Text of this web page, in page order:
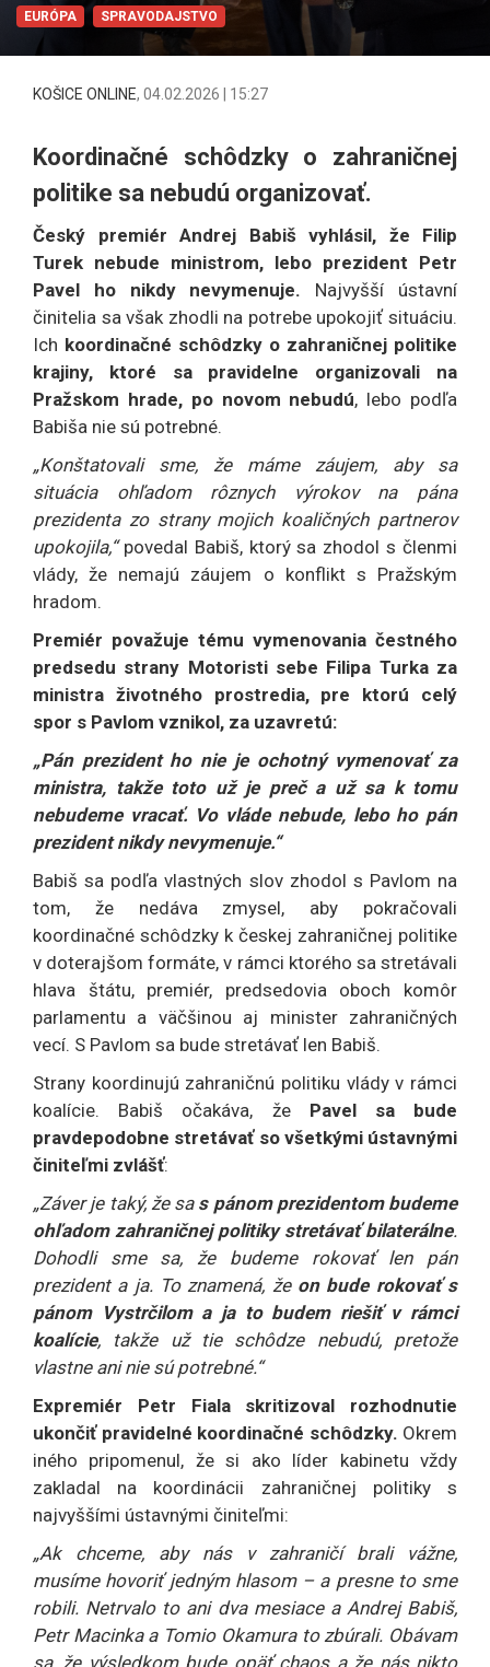
EURÓPA SPRAVODAJSTVO
KOŠICE ONLINE, 04.02.2026 | 15:27
Koordinačné schôdzky o zahraničnej
politike sa nebudú organizovať.
Český premiér Andrej Babiš vyhlásil, že Filip
Turek nebude ministrom, lebo prezident Petr
Pavel ho nikdy nevymenuje. Najvyšší ústavní
činitelia sa však zhodli na potrebe upokojiť situáciu.
Ich koordinačné schôdzky o zahraničnej politike
krajiny, ktoré sa pravidelne organizovali na
Pražskom hrade, po novom nebudú, lebo podľa
Babiša nie sú potrebné.
„Konštatovali sme, že máme záujem, aby sa
situácia ohľadom rôznych výrokov na pána
prezidenta zo strany mojich koaličných partnerov
upokojila,“povedal Babiš, ktorý sa zhodol s členmi
vlády, že nemajú záujem o konflikt s Pražským
hradom.
Premiér považuje tému vymenovania čestného
predsedu strany Motoristi sebe Filipa Turka za
ministra životného prostredia, pre ktorú celý
spor s Pavlom vznikol, za uzavretú:
„Pán prezident ho nie je ochotný vymenovať za
ministra, takže toto už je preč a už sa k tomu
nebudeme vracať. Vo vláde nebude, lebo ho pán
prezident nikdy nevymenuje.“
Babiš sa podľa vlastných slov zhodol s Pavlom na
tom, že nedáva zmysel, aby pokračovali
koordinačné schôdzky k českej zahraničnej politike
v doterajšom formáte, v rámci ktorého sa stretávali
hlava štátu, premiér, predsedovia oboch komôr
parlamentu a väčšinou aj minister zahraničných
vecí. S Pavlom sa bude stretávať len Babiš.
Strany koordinujú zahraničnú politiku vlády v rámci
koalície. Babiš očakáva, že Pavel sa bude
pravdepodobne stretávať so všetkými ústavnými
činiteľmi zvlášť:
„Záver je taký, že sa s pánom prezidentom budeme
ohľadom zahraničnej politiky stretávať bilaterálne.
Dohodli sme sa, že budeme rokovať len pán
prezident a ja. To znamená, že on bude rokovať s
pánom Vystrčilom a ja to budem riešiť v rámci
koalície, takže už tie schôdze nebudú, pretože
vlastne ani nie sú potrebné.“
Expremiér Petr Fiala skritizoval rozhodnutie
ukončiť pravidelné koordinačné schôdzky. Okrem
iného pripomenul, že si ako líder kabinetu vždy
zakladal na koordinácii zahraničnej politiky s
najvyššími ústavnými činiteľmi:
„Ak chceme, aby nás v zahraničí brali vážne,
musíme hovoriť jedným hlasom – a presne to sme
robili. Netrvalo to ani dva mesiace a Andrej Babiš,
Petr Macinka a Tomio Okamura to zbúrali. Obávam